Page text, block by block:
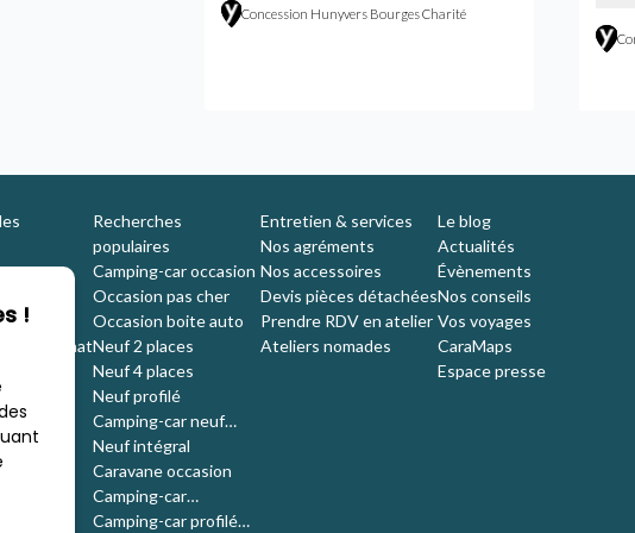
Concession Hunyvers Bourges Charité
/ Rachat
Recherches
populaires
Camping-car occasion
Occasion pas cher
Occasion boite auto
Neuf 2 places
Neuf 4 places
Neuf profilé
Camping-car neuf
compact
Neuf intégral
Caravane occasion
Camping-car
d'occasion 4 places
Camping-car profilé
Entretien & services
Nos agréments
Nos accessoires
Devis pièces détachées
Prendre RDV en atelier
Ateliers nomades
Le blog
Actualités
Évènements
Nos conseils
Vos voyages
CaraMaps
Espace presse
!